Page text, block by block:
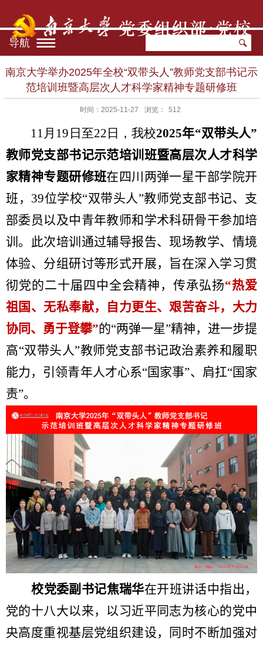
导航
南京大学举办2025年全校“双带头人”教师党支部书记示
范培训班暨高层次人才科学家精神专题研修班
时间：2025-11-27 浏览： 512
11月 19 日至22 日，我校2025年“双带头人”
教师党支部书记示范培训班暨高层次人才科学
家精神专题研修班在四川两弹一星干部学院开
班， 39位学校“双带头人”教师党支部书记、支
部委员以及中青年教师和学术科研骨干参加培
训。此次培训通过辅导报告、现场教学、情境
体验、分组研讨等形式开展，旨在深入学习贯
彻党的二十届四中全会精神，传承弘扬“热爱
祖国、无私奉献，自力更生、艰苦奋斗，大力
协同、勇于登攀”的“两弹一星”精神，进一步提
高“双带头人”教师党支部书记政治素养和履职
能力，引领青年人才心系“国家事”、肩扛“国家
责”。
校党委副书记焦瑞华在开班讲话中指出，
党的十八大以来，以习近平同志为核心的党中
央高度重视基层党组织建设，同时不断加强对